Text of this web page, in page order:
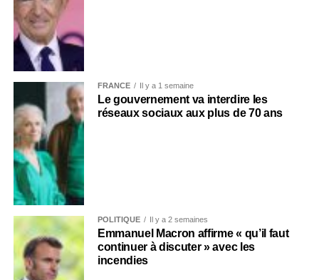
FRANCE Il y a 1 semaine
Le gouvernement va interdire les
réseaux sociaux aux plus de 70 ans
POLITIQUE Il y a 2 semaines
Emmanuel Macron affirme « qu’il faut
continuer à discuter » avec les
incendies